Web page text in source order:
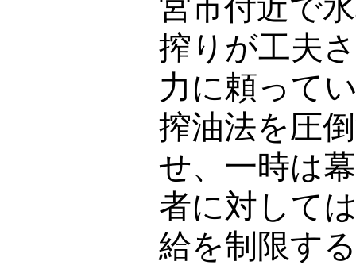
宮市付近で
搾りが工夫
力に頼って
搾油法を圧
せ、一時は
者に対して
給を制限す